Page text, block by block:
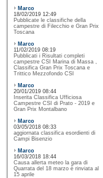
Marco
18/02/2019 12:49
Pubblicate le classifiche della
campestre di Filecchio e Gran Prix
Toscana
Marco
11/02/2019 08:19
Pubblicati i Risultati completi
campestre CSI Marina di Massa ,
Classifica Gran Prix Toscana e
Trittico Mezzofondo CSI
Marco
20/01/2019 08:44
Inserita Classifica Ufficiosa
Campestre CSI di Prato - 2019 e
Gran Prix Montalbano
Marco
03/05/2018 08:33
aggiornata classifica esordienti di
Campi Bisenzio
Marco
16/03/2018 18:44
Causa allerta meteo la gara di
Quarrata del 18 marzo è rinviata al
15 aprile